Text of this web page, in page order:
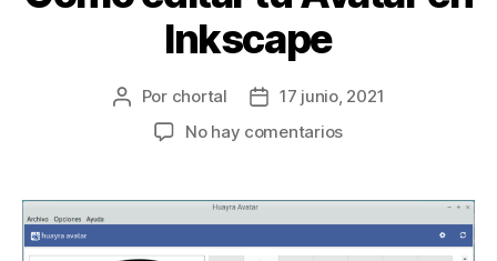
Inkscape
Por chortal
17 junio, 2021
No hay comentarios